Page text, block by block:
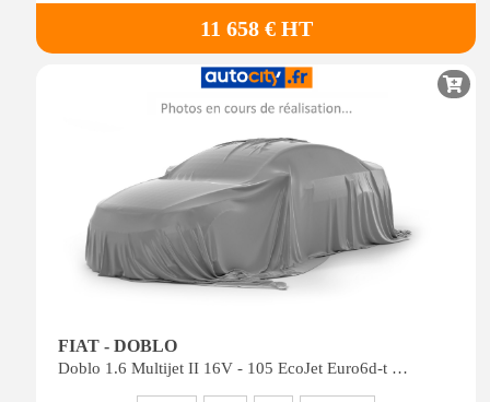
11 658 € HT
FIAT - DOBLO
Doblo 1.6 Multijet II 16V - 105 EcoJet Euro6d-t II CARGO FOURGON Fourgon tôlé Pro Loun